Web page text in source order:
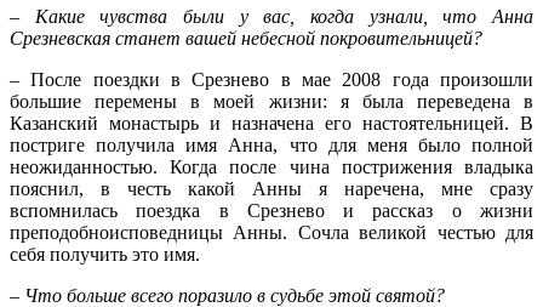
– Какие чувства были у вас, когда узнали, что Анна
Срезневская станет вашей небесной покровительницей?
– После поездки в Срезнево в мае 2008 года произошли
большие перемены в моей жизни: я была переведена в
Казанский монастырь и назначена его настоятельницей. В
постриге получила имя Анна, что для меня было полной
неожиданностью. Когда после чина пострижения владыка
пояснил, в честь какой Анны я наречена, мне сразу
вспомнилась поездка в Срезнево и рассказ о жизни
преподобноисповедницы Анны. Сочла великой честью для
себя получить это имя.
– Что больше всего поразило в судьбе этой святой?